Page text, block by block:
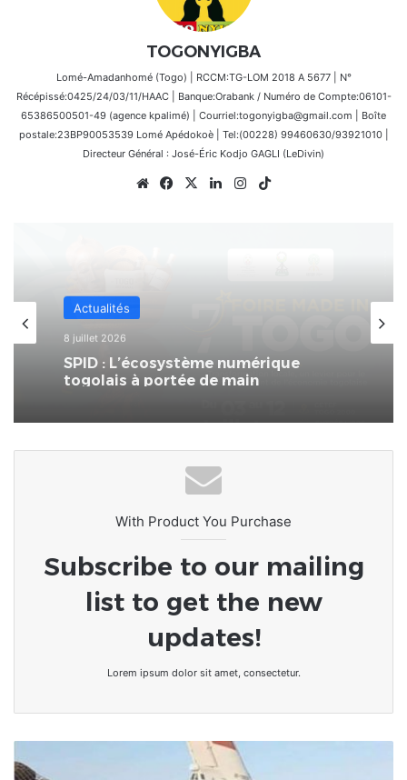
TOGONYIGBA
Lomé-Amadanhomé (Togo) | RCCM:TG-LOM 2018 A 5677 | N°
Récépissé:0425/24/03/11/HAAC | Banque:Orabank / Numéro de Compte:06101-
65386500501-49 (agence kpalimé) | Courriel:togonyigba@gmail.com | Boîte
postale:23BP90053539 Lomé Apédokoè | Tel:(00228) 99460630/93921010 |
Directeur Général : José-Éric Kodjo GAGLI (LeDivin)
WebsiteFacebook
X LinkedinInstagram
Économie
4 juillet 2026
La 7ème Foire Made in Togo au
CETEF Togo 2000 bat déjà son plein
With Product You Purchase
Subscribe to our mailing
list to get the new
updates!
Lorem ipsum dolor sit amet, consectetur.
une